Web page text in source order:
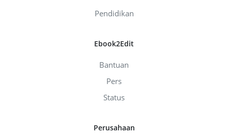
Pendidikan
Ebook2Edit
Bantuan
Pers
Status
Perusahaan